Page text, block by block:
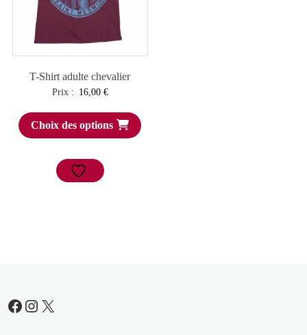
T-Shirt adulte chevalier
Prix : 16,00 €
Choix des options
Facebook
Instagram
X